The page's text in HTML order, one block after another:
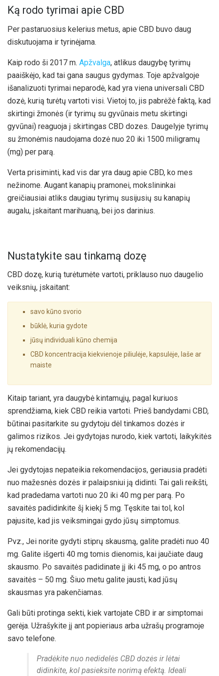
Ką rodo tyrimai apie CBD
Per pastaruosius kelerius metus, apie CBD buvo daug
diskutuojama ir tyrinėjama.
Kaip rodo ši 2017 m. Apžvalga, atlikus daugybę tyrimų
paaiškėjo, kad tai gana saugus gydymas. Toje apžvalgoje
išanalizuoti tyrimai neparodė, kad yra viena universali CBD
dozė, kurią turėtų vartoti visi. Vietoj to, jis pabrėžė faktą, kad
skirtingi žmonės (ir tyrimų su gyvūnais metu skirtingi
gyvūnai) reaguoja į skirtingas CBD dozes. Daugelyje tyrimų
su žmonėmis naudojama dozė nuo 20 iki 1500 miligramų
(mg) per parą.
Verta prisiminti, kad vis dar yra daug apie CBD, ko mes
nežinome. Augant kanapių pramonei, mokslininkai
greičiausiai atliks daugiau tyrimų susijusių su kanapių
augalu, įskaitant marihuaną, bei jos darinius.
Nustatykite sau tinkamą dozę
CBD dozę, kurią turėtumėte vartoti, priklauso nuo daugelio
veiksnių, įskaitant:
savo kūno svorio
būklė, kuria gydote
jūsų individuali kūno chemija
CBD koncentracija kiekvienoje piliulėje, kapsulėje, laše ar
maiste
Kitaip tariant, yra daugybė kintamųjų, pagal kuriuos
sprendžiama, kiek CBD reikia vartoti. Prieš bandydami CBD,
būtinai pasitarkite su gydytoju dėl tinkamos dozės ir
galimos rizikos. Jei gydytojas nurodo, kiek vartoti, laikykitės
jų rekomendacijų.
Jei gydytojas nepateikia rekomendacijos, geriausia pradėti
nuo mažesnės dozės ir palaipsniui ją didinti. Tai gali reikšti,
kad pradedama vartoti nuo 20 iki 40 mg per parą. Po
savaitės padidinkite šį kiekį 5 mg. Tęskite tai tol, kol
pajusite, kad jis veiksmingai gydo jūsų simptomus.
Pvz., Jei norite gydyti stiprų skausmą, galite pradėti nuo 40
mg. Galite išgerti 40 mg tomis dienomis, kai jaučiate daug
skausmo. Po savaitės padidinate jį iki 45 mg, o po antros
savaitės – 50 mg. Šiuo metu galite jausti, kad jūsų
skausmas yra pakenčiamas.
Gali būti protinga sekti, kiek vartojate CBD ir ar simptomai
gerėja. Užrašykite jį ant popieriaus arba užrašų programoje
savo telefone.
Pradėkite nuo nedidelės CBD dozės ir lėtai
didinkite, kol pasieksite norimą efektą. Ideali